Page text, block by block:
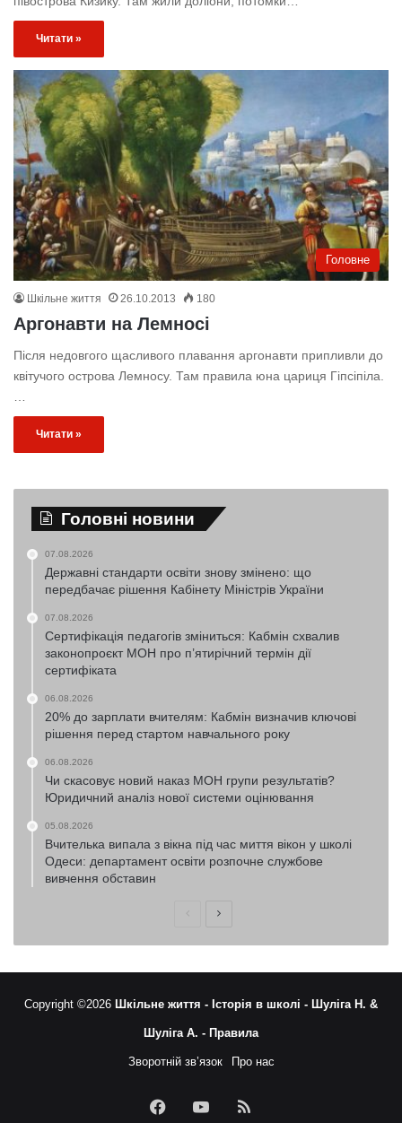
Читати »
Головне
Шкільне життя 26.10.2013 180
Аргонавти на Лемносі
Після недовгого щасливого плавання аргонавти припливли до
квітучого острова Лемносу. Там правила юна цариця Гіпсіпіла.
…
Читати »
Головні новини
07.08.2026
Державні стандарти освіти знову змінено: що
передбачає рішення Кабінету Міністрів України
07.08.2026
Сертифікація педагогів зміниться: Кабмін схвалив
законопроєкт МОН про п’ятирічний термін дії
сертифіката
06.08.2026
20% до зарплати вчителям: Кабмін визначив ключові
рішення перед стартом навчального року
06.08.2026
Чи скасовує новий наказ МОН групи результатів?
Юридичний аналіз нової системи оцінювання
05.08.2026
Вчителька випала з вікна під час миття вікон у школі
Одеси: департамент освіти розпочне службове
вивчення обставин
ПопередняНаступна
Copyright ©2026 Шкільне життя - Історія в школі - Шуліга Н. &
Шуліга А. - Правила
Зворотній зв’язок Про нас
FacebookYouTubeRSS